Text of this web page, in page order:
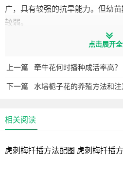
广，具有较强的抗旱能力。但幼
较弱。
2. 水分需求规律：春季萌芽期需
水，果实膨大期需水量最大，成
3. 耐旱性表现：成年石榴树可耐
1. 季节性浇水安排
（1）春季浇水：
- 发芽前（3月上中旬）：浇透解
- 新梢生长期（4月）：保持土壤
点击展开
上一篇
下一篇 水培栀子花的养殖方法和注
相关阅读
虎刺梅扦插方法配图 虎刺梅扦插